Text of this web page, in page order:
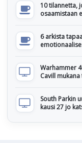
10 tilannetta,
osaamistaan
6 arkista
Warhammer
Cavill
South Parkin
kausi 27 jo